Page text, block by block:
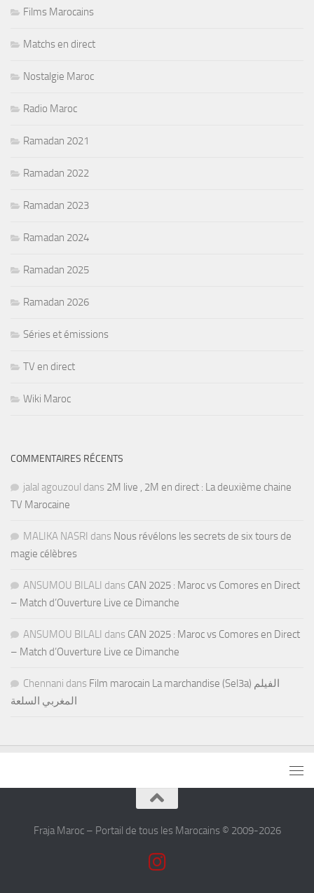
Films Marocains
Matchs en direct
Nostalgie Maroc
Radio Maroc
Ramadan 2021
Ramadan 2022
Ramadan 2023
Ramadan 2024
Ramadan 2025
Ramadan 2026
Séries et émissions
TV en direct
Wiki Maroc
COMMENTAIRES RÉCENTS
jalal agouzoul dans 2M live , 2M en direct : La deuxième chaine
TV Marocaine
MALIKA NASRI dans Nous révélons les secrets de six tours de
magie célèbres
ANSUMOU BILALI dans CAN 2025 : Maroc vs Comores en Direct
– Match d’Ouverture Live ce Dimanche
ANSUMOU BILALI dans CAN 2025 : Maroc vs Comores en Direct
– Match d’Ouverture Live ce Dimanche
Chennani dans Film marocain La marchandise (Sel3a) الفيلم
المغربي السلعة
Fraja Maroc – Portail de tous les Marocains © 2009-2026